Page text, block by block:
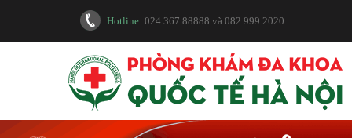
Hotline: 024.367.88888 và 082.999.2020